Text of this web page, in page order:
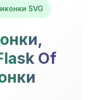
SVG
Of